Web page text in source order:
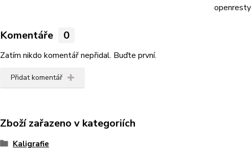
openresty
Komentáře 0
Zatím nikdo komentář nepřidal. Buďte první.
Přidat komentář
Zboží zařazeno v kategoriích
Kaligrafie